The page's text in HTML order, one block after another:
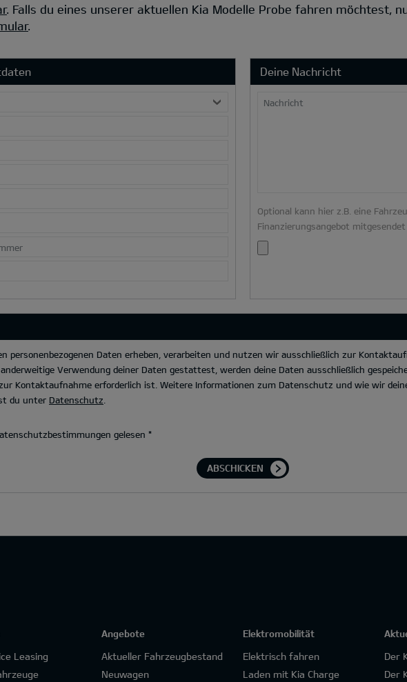
. Falls du eines unserer aktuellen Kia Modelle Probe fahren möchtest,
.
Deine Nachricht
Nachricht
Optional kann hier z.B. eine
Finanzierungsangebot mitgesendet
personenbezogenen Daten erheben, verarbeiten und nutzen wir ausschließlich zur
Verwendung deiner Daten gestattest, werden deine Daten ausschließlich
Kontaktaufnahme erforderlich ist. Weitere Informationen zum Datenschutz und wie wir
du unter Datenschutz
gelesen *
ABSCHICKEN
Leasing
Angebote
Aktueller Fahrzeugbestand
Neuwagen
Elektromobilität
Elektrisch fahren
Laden mit Kia Charge
Der
Der